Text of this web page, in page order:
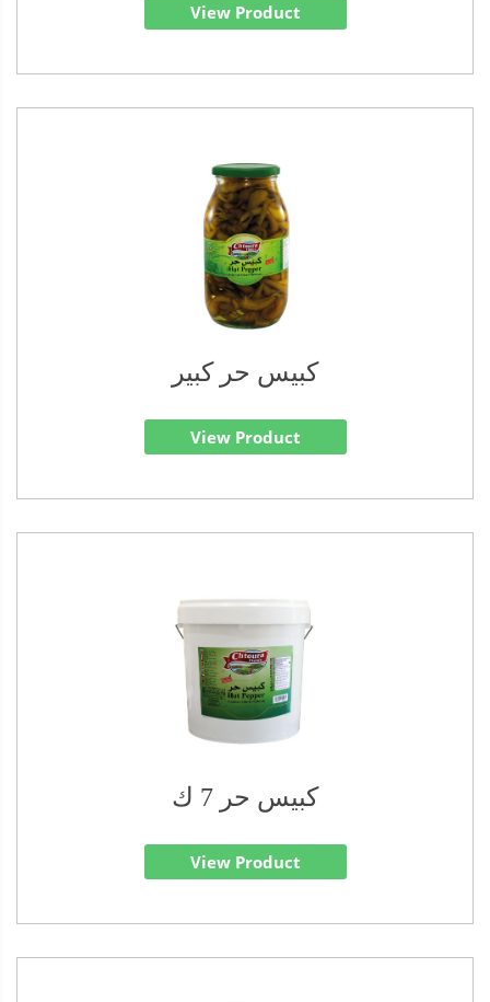
View Product
كبيس حر كبير
View Product
كبيس حر 7 ك
View Product